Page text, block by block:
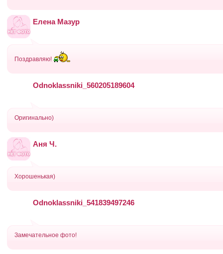
Елена Мазур
Поздравляю!
Odnoklassniki_560205189604
Оригинально)
Аня Ч.
Хорошенькая)
Odnoklassniki_541839497246
Замечательное фото!